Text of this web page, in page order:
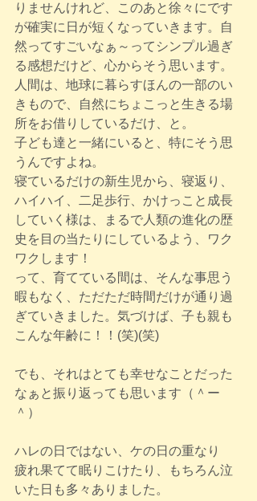
りませんけれど、このあと徐々にです
が確実に日が短くなっていきます。自
然ってすごいなぁ～ってシンプル過ぎ
る感想だけど、心からそう思います。
人間は、地球に暮らすほんの一部のい
きもので、自然にちょこっと生きる場
所をお借りしているだけ、と。
子ども達と一緒にいると、特にそう思
うんですよね。
寝ているだけの新生児から、寝返り、
ハイハイ、二足歩行、かけっこと成長
していく様は、まるで人類の進化の歴
史を目の当たりにしているよう、ワク
ワクします！
って、育てている間は、そんな事思う
暇もなく、ただただ時間だけが通り過
ぎていきました。気づけば、子も親も
こんな年齢に！！(笑)(笑)
でも、それはとても幸せなことだった
なぁと振り返っても思います（＾ー
＾）
ハレの日ではない、ケの日の重なり
疲れ果てて眠りこけたり、もちろん泣
いた日も多々ありました。